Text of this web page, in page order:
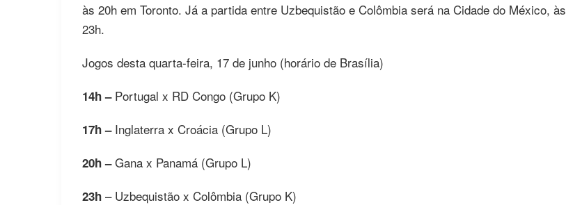
às 20h em Toronto. Já a partida entre Uzbequistão e Colômbia será na Cidade do México, às
23h.
Jogos desta quarta-feira, 17 de junho (horário de Brasília)
14h –Portugal x RD Congo (Grupo K)
17h –Inglaterra x Croácia (Grupo L)
20h –Gana x Panamá (Grupo L)
23h – Uzbequistão x Colômbia (Grupo K)